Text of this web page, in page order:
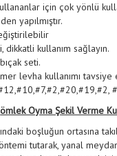
için çok yönlü
yapılmıştır.
dikkatli kullanım sağlayın.
seti.
levha kullanımı
Oyma Şekil Verme
boşluğun ortasına
tutarak, yanal